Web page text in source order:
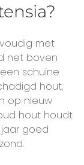
met
net boven
schuine
hout,
op nieuw
hout houdt
goed